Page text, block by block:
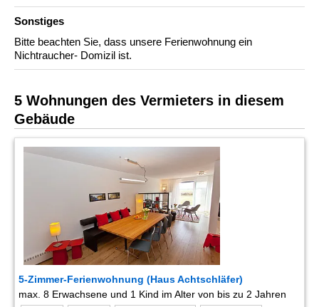
Sonstiges
Bitte beachten Sie, dass unsere Ferienwohnung ein
Nichtraucher- Domizil ist.
5 Wohnungen des Vermieters in diesem
Gebäude
5-Zimmer-Ferienwohnung (Haus Achtschläfer)
max. 8 Erwachsene und 1 Kind im Alter von bis zu 2 Jahren